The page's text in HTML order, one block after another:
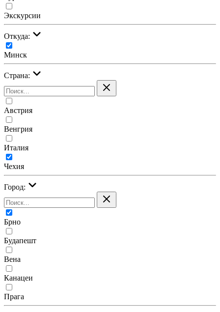
Экскурсии
Откуда:
Минск
Страна:
Австрия
Венгрия
Италия
Чехия
Город:
Брно
Будапешт
Вена
Канацеи
Прага